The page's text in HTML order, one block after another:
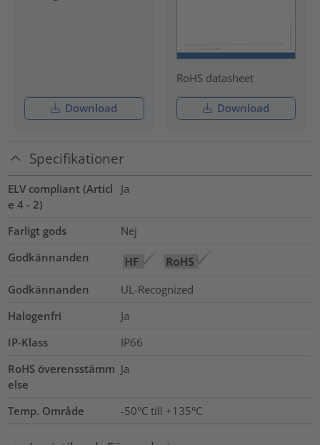
Download
RoHS datasheet
Download
Specifikationer
ELV compliant (Articl
e 4 - 2)
Ja
Farligt gods
Nej
Godkännanden
Godkännanden
UL-Recognized
Halogenfri
Ja
IP-Klass
IP66
RoHS överensstämm
else
Ja
Temp. Område -50°C till +135°C